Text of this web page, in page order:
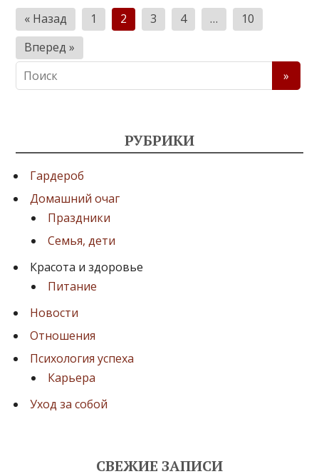
П
а
г
и
ц
и
я
п
с
е
й
« Назад 1 2 3 4 …
10
Вперед »
РУБРИКИ
Гардероб
Домашний очаг
Праздники
Семья, дети
Красота и здоровье
Питание
Новости
Отношения
Психология успеха
Карьера
Уход за собой
СВЕЖИЕ ЗАПИСИ